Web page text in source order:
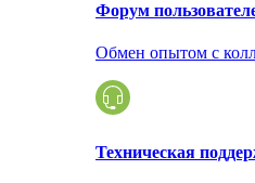
Форум
Обмен опытом с
Техническая